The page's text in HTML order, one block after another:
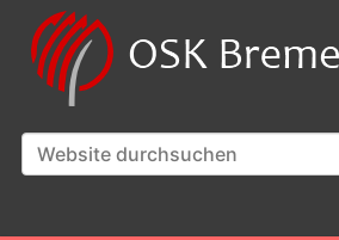
Website durchsuchen